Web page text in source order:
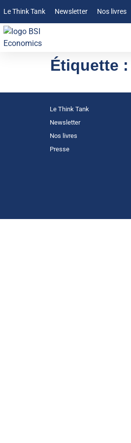
Le Think Tank Newsletter Nos livres
Étiquette :
Le Think Tank
Newsletter
Nos livres
Presse